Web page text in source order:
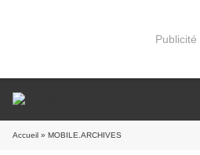
Publicité
Accueil » MOBILE.ARCHIVES